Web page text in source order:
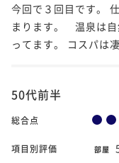
今回で３回目です。
まります。 温泉は自
ってます。 コスパは
50代前半
総合点
項目別評価 部屋